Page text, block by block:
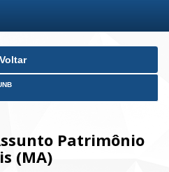
Voltar
Patrimônio
(MA)